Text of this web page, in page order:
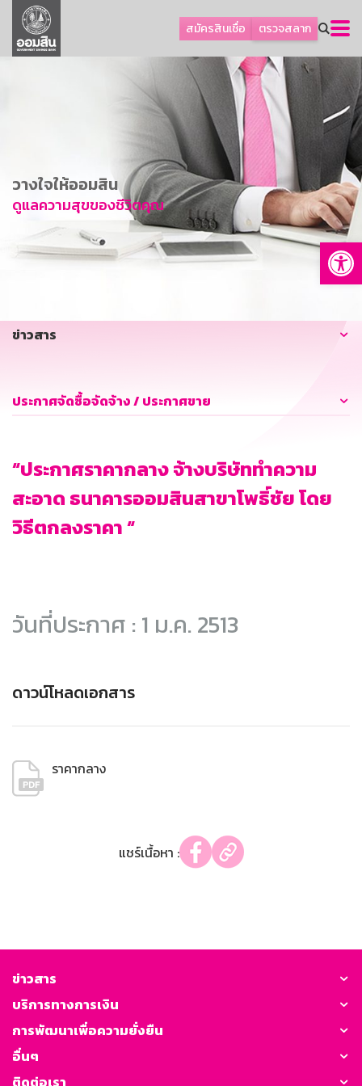
สมัครสินเชื่อ ตรวจสลาก
ลูกค้าธุรกิจ
ลูกค้าผู้ประกอบรายย่อย
การพัฒนาที่ยั่งยืน
ข่าวสาร
บริการทางการเงิน
อื่นๆ
วางใจให้ออมสิน
ดูแลความสุขของชีวิตคุณ
ข่าวสาร
ประกาศจัดซื้อจัดจ้าง / ประกาศขาย
“ประกาศราคากลาง จ้างบริษัททำความ
สะอาด ธนาคารออมสินสาขาโพธิ์ชัย โดย
วิธีตกลงราคา “
วันที่ประกาศ : 1 ม.ค. 2513
ดาวน์โหลดเอกสาร
ราคากลาง
แชร์เนื้อหา :
ข่าวสาร
บริการทางการเงิน
การพัฒนาเพื่อความยั่งยืน
อื่นๆ